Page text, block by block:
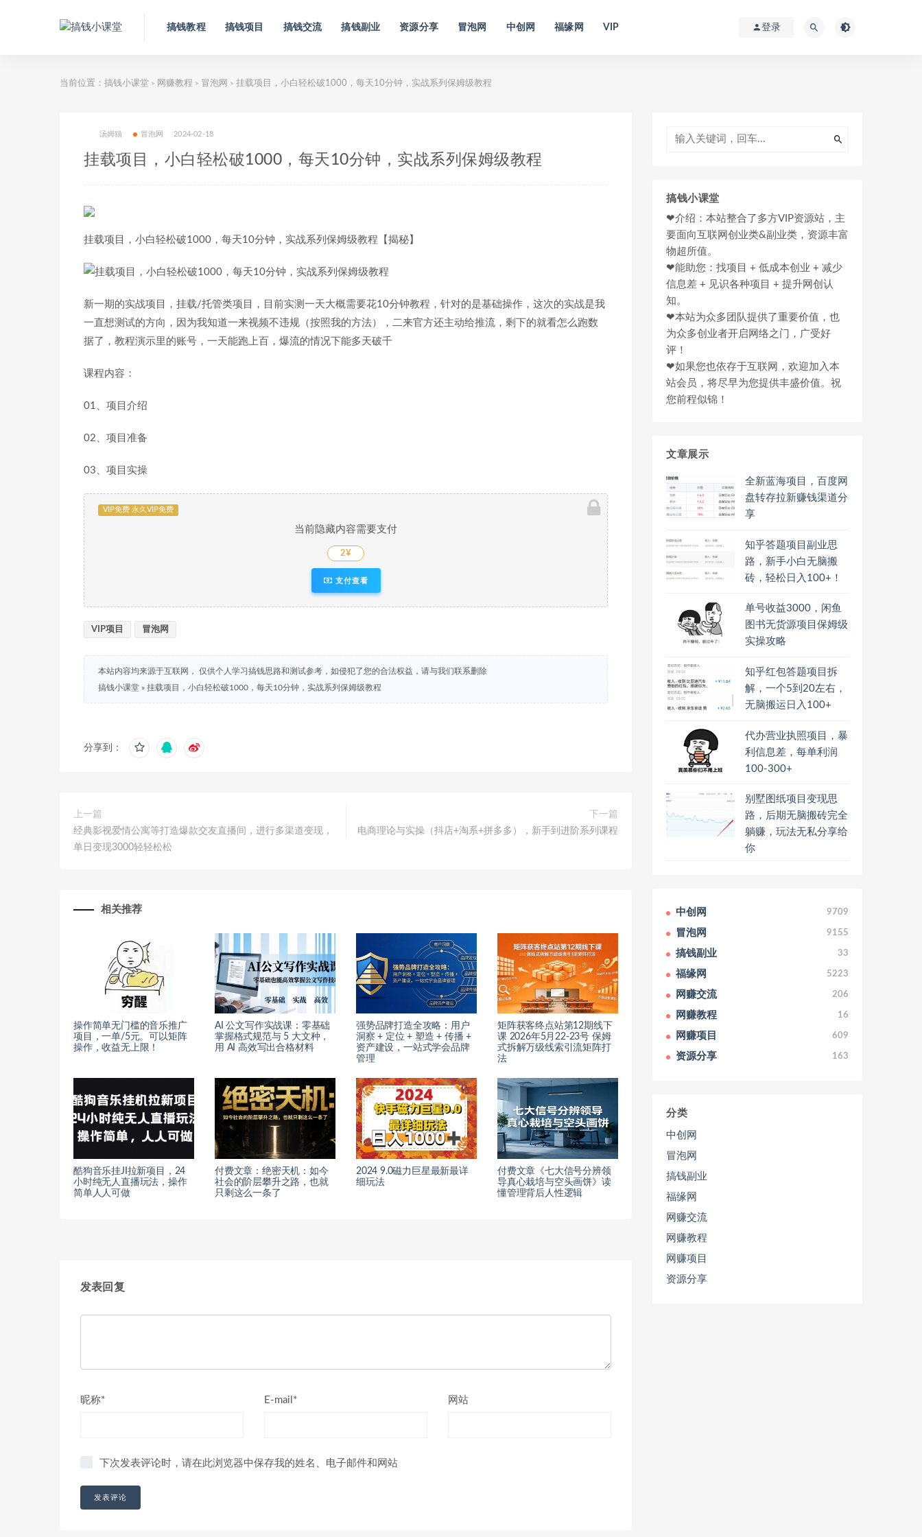
搞钱教程 搞钱项目 搞钱交流 搞钱副业 资源分享 冒泡网 中创网 福缘网 VIP 登录
当前位置： 搞钱小课堂 > 网赚教程 > 冒泡网 > 挂载项目，小白轻松破1000，每天10分钟，实战系列保姆级教程
汤姆猫 冒泡网 2024-02-18
挂载项目，小白轻松破1000，每天10分钟，实战系列保姆级教程
挂载项目，小白轻松破1000，每天10分钟，实战系列保姆级教程【揭秘】
新一期的实战项目，挂载/托管类项目，目前实测一天大概需要花10分钟教程，针对的是基础操作，这次的实战是我
一直想测试的方向，因为我知道一来视频不违规（按照我的方法），二来官方还主动给推流，剩下的就看怎么跑数
据了，教程演示里的账号，一天能跑上百，爆流的情况下能多天破千
课程内容：
01、项目介绍
02、项目准备
03、项目实操
VIP免费 永久VIP免费
当前隐藏内容需要支付
2¥
支付查看
VIP项目 冒泡网
本站内容均来源于互联网， 仅供个人学习搞钱思路和测试参考，如侵犯了您的合法权益，请与我们联系删除
搞钱小课堂 » 挂载项目，小白轻松破1000，每天10分钟，实战系列保姆级教程
分享到：
上一篇
经典影视爱情公寓等打造爆款交友直播间，进行多渠道变现，
单日变现3000轻轻松松
下一篇
电商理论与实操（抖店+淘系+拼多多），新手到进阶系列课程
相关推荐
操作简单无门槛的音乐推广
项目，一单/5元。可以矩阵
操作，收益无上限！
AI 公文写作实战课：零基础
掌握格式规范与 5 大文种，
用 AI 高效写出合格材料
强势品牌打造全攻略：用户
洞察 + 定位 + 塑造 + 传播 +
资产建设，一站式学会品牌
管理
矩阵获客终点站第12期线下
课 2026年5月22-23号 保姆
式拆解万级线索引流矩阵打
法
酷狗音乐挂JI拉新项目，24
小时纯无人直播玩法，操作
简单人人可做
付费文章：绝密天机：如今
社会的阶层攀升之路，也就
只剩这么一条了
2024 9.0磁力巨星最新最详
细玩法
付费文章《七大信号分辨领
导真心栽培与空头画饼》读
懂管理背后人性逻辑
发表回复
昵称* E-mail* 网站
下次发表评论时，请在此浏览器中保存我的姓名、电子邮件和网站
搞钱小课堂
❤介绍：本站整合了多方VIP资源站，主
要面向互联网创业类&副业类，资源丰富
物超所值。
❤能助您：找项目 + 低成本创业 + 减少
信息差 + 见识各种项目 + 提升网创认
知。
❤本站为众多团队提供了重要价值，也
为众多创业者开启网络之门，广受好
评！
❤如果您也依存于互联网，欢迎加入本
站会员，将尽早为您提供丰盛价值。祝
您前程似锦！
文章展示
全新蓝海项目，百度网
盘转存拉新赚钱渠道分
享
知乎答题项目副业思
路，新手小白无脑搬
砖，轻松日入100+！
单号收益3000，闲鱼
图书无货源项目保姆级
实操攻略
知乎红包答题项目拆
解，一个5到20左右，
无脑搬运日入100+
代办营业执照项目，暴
利信息差，每单利润
100-300+
别墅图纸项目变现思
路，后期无脑搬砖完全
躺赚，玩法无私分享给
你
中创网 9709
冒泡网 9155
搞钱副业 33
福缘网 5223
网赚交流 206
网赚教程 16
网赚项目 609
资源分享 163
分类
中创网
冒泡网
搞钱副业
福缘网
网赚交流
网赚教程
网赚项目
资源分享